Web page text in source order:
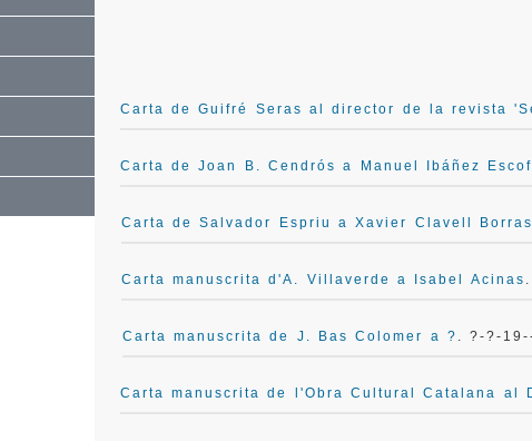
Carta de Guifré Seras al director de la revista
Carta de Joan B. Cendrós a Manuel Ibáñez
Carta de Salvador Espriu a Xavier Clavell Borras
Carta manuscrita d'A. Villaverde a Isabel Acinas
Carta manuscrita de J. Bas Colomer a ? . ?-?-
Carta manuscrita de l'Obra Cultural Catalana al